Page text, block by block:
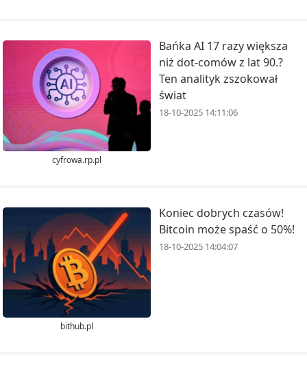
cyfrowa.rp.pl
Bańka AI 17 razy większa
niż dot-comów z lat 90.?
Ten analityk zszokował
świat
18-10-2025 14:11:06
bithub.pl
Koniec dobrych czasów!
Bitcoin może spaść o 50%!
18-10-2025 14:04:07